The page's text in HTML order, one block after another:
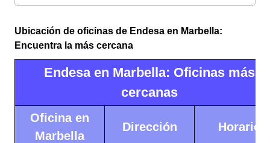
Ubicación de oficinas de Endesa en Marbella:
Encuentra la más cercana
Endesa en Marbella: Oficinas más
cercanas
Oficina en
Marbella
Dirección Horario